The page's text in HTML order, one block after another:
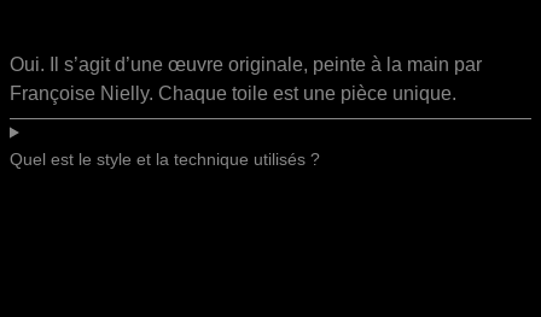
Oui. Il s’agit d’une œuvre originale, peinte à la main par
Françoise Nielly. Chaque toile est une pièce unique.
Quel est le style et la technique utilisés ?